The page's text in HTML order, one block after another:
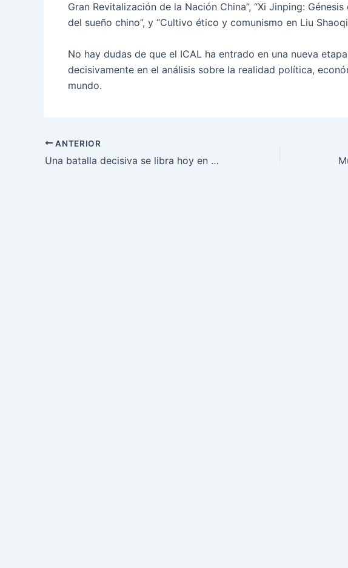
Gran Revitalización de la Nación China”, “Xi Jinping:
del sueño chino”, y “Cultivo ético y comunismo en Liu
No hay dudas de que el ICAL ha entrado en una nueva
decisivamente en el análisis sobre la realidad política,
mundo.
ANTERIOR
Una batalla decisiva se libra hoy en América Latina